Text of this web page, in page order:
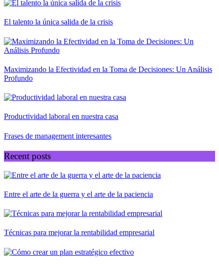
El talento la única salida de la crisis
Maximizando la Efectividad en la Toma de Decisiones: Un Análisis
Profundo
Productividad laboral en nuestra casa
Frases de management interesantes
Recent posts
Entre el arte de la guerra y el arte de la paciencia
Técnicas para mejorar la rentabilidad empresarial